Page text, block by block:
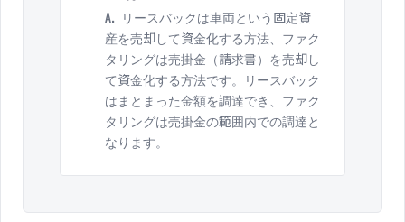
A.
リースバックは車両という固定資
産を売却して資金化する方法、ファク
タリングは売掛金（請求書）を売却し
て資金化する方法です。リースバック
はまとまった金額を調達でき、ファク
タリングは売掛金の範囲内での調達と
なります。